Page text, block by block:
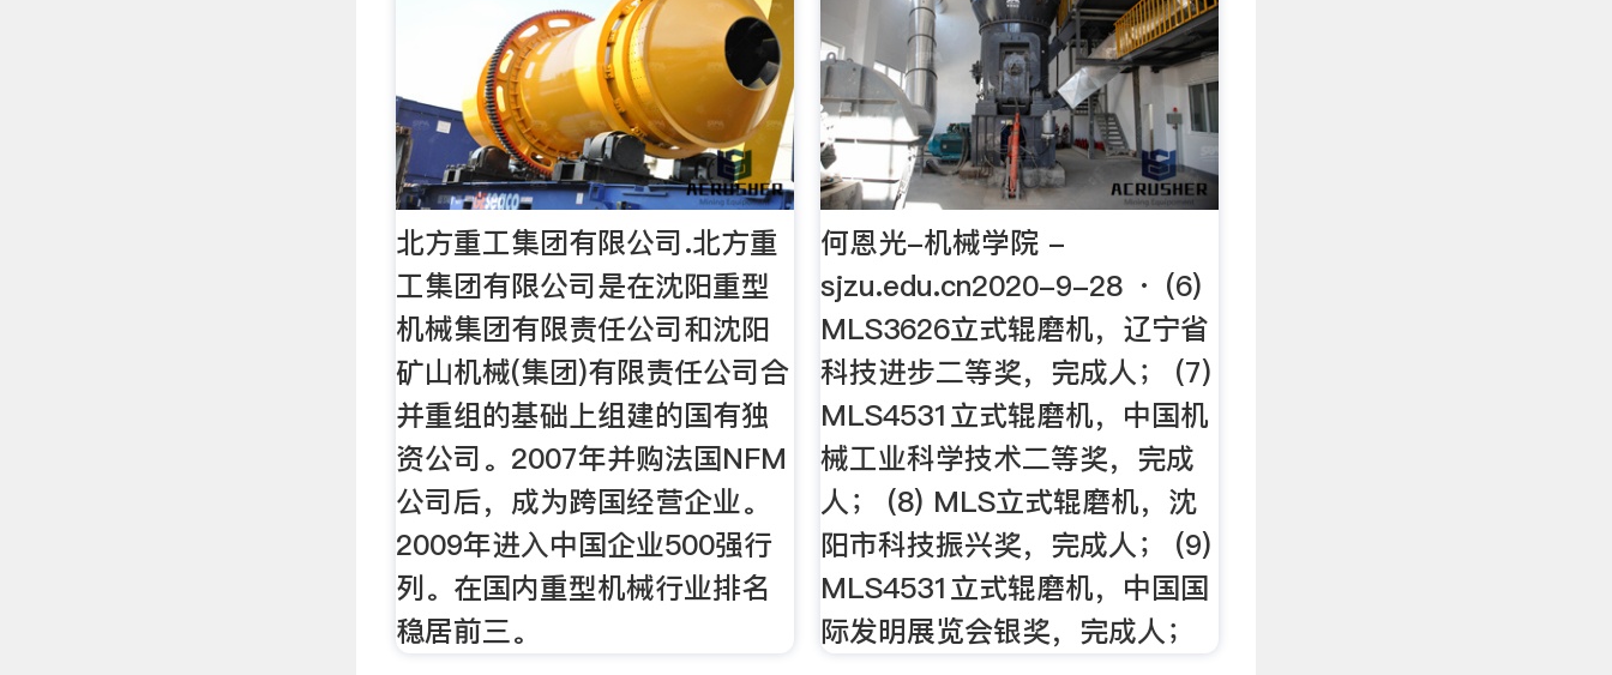
北方重工集团有限公司.北方重
工集团有限公司是在沈阳重型
机械集团有限责任公司和沈阳
矿山机械(集团)有限责任公司合
并重组的基础上组建的国有独
资公司。2007年并购法国NFM
公司后，成为跨国经营企业。
2009年进入中国企业500强行
列。在国内重型机械行业排名
稳居前三。
何恩光-机械学院 -
sjzu.edu.cn2020-9-28 · (6)
MLS3626立式辊磨机，辽宁省
科技进步二等奖，完成人； (7)
MLS4531立式辊磨机，中国机
械工业科学技术二等奖，完成
人； (8) MLS立式辊磨机，沈
阳市科技振兴奖，完成人； (9)
MLS4531立式辊磨机，中国国
际发明展览会银奖，完成人；